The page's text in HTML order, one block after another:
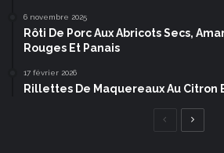
6 novembre 2025
Rôti De Porc Aux Abricots Secs,
Rouges Et Panais
17 février 2026
Rillettes De Maquereaux Au Citron
Page